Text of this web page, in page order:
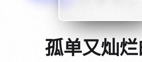
{if
gt 0"}
28短剧
孤单又灿